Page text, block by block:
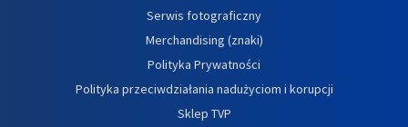
Serwis fotograficzny
Merchandising (znaki)
Polityka Prywatności
Polityka przeciwdziałania nadużyciom i korupcji
Sklep TVP